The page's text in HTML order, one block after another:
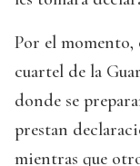
Por el momento,
cuartel de la
donde se
prestan
mientras que